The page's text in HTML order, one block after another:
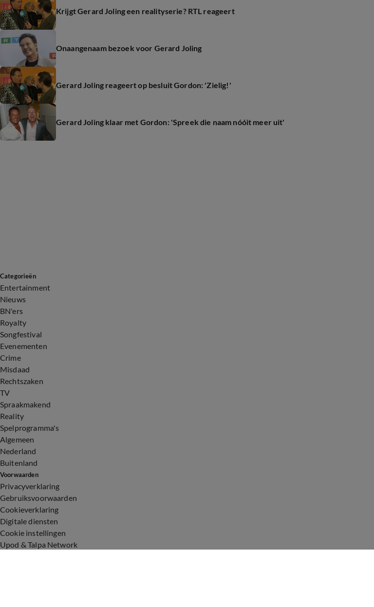
Krijgt Gerard Joling een realityserie? RTL reageert
Onaangenaam bezoek voor Gerard Joling
Gerard Joling reageert op besluit Gordon: 'Zielig!'
Gerard Joling klaar met Gordon: 'Spreek die naam nóóit meer uit'
Categorieën
Entertainment
Nieuws
BN'ers
Royalty
Songfestival
Evenementen
Crime
Misdaad
Rechtszaken
TV
Spraakmakend
Reality
Spelprogramma's
Algemeen
Nederland
Buitenland
Voorwaarden
Privacyverklaring
Gebruiksvoorwaarden
Cookieverklaring
Digitale diensten
Cookie instellingen
Upod & Talpa Network